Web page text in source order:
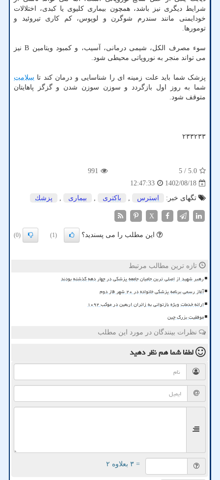
شرایط دیگری نیز باشد، همچون بیماری کلیوی یا کبدی، اختلالات
خودایمنی مانند سندرم شوگرن و لوپوس، کم کاری تیروئید و
تومورها.
سوء مصرف الکل، شیمی درمانی، آسیب، و کمبود ویتامین B نیز
می تواند منجر به نوروپاتی محیطی شود.
پزشک شما باید علت زمینه ای را شناسایی و درمان کند تا سلامت
شما به روز اول بازگردد و سوزن سوزن شدن و گزگز پاهایتان
متوقف شود.
۲۳۳۲۳۳
5.0
/ 5
991
1402/08/18
12:47:33
تگهای خبر:
استرس , باكتری , بیماری , پزشك
X
این مطلب را می پسندید؟ (1)
(0)
تازه ترین مطالب مرتبط
رهبر شهید از اصلی ترین حامیان جامعه پزشکی در چهار دهه گذشته بودند
آغاز رسمی برنامه پزشکی خانواده در ۲۰ شهر فاز دوم
ارائه خدمات ویژه بازتوانی به زائران اربعین در موکب ۱۰۹۲
موفقیت بزرگ چین
نظرات بینندگان در مورد این مطلب
لطفا شما همنظر دهید
= ۳ بعلاوه ۲